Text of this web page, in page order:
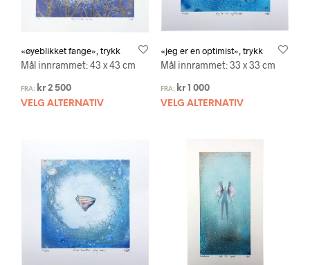
«øyeblikket fange», trykk
Mål innrammet: 43 x 43 cm
FRA: kr 2 500
VELG ALTERNATIV
«jeg er en optimist», trykk
Mål innrammet: 33 x 33 cm
FRA: kr1 000
VELG ALTERNATIV